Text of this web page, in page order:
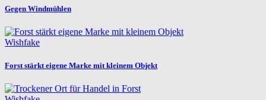
Gegen Windmühlen
Wishfake
Forst stärkt eigene Marke mit kleinem Objekt